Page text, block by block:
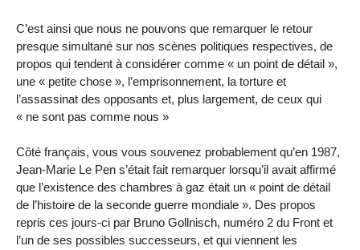
C’est ainsi que nous ne pouvons que remarquer le retour
presque simultané sur nos scènes politiques respectives, de
propos qui tendent à considérer comme « un point de détail »,
une « petite chose », l’emprisonnement, la torture et
l’assassinat des opposants et, plus largement, de ceux qui
« ne sont pas comme nous »
Côté français, vous vous souvenez probablement qu’en 1987,
Jean-Marie Le Pen s’était fait remarquer lorsqu’il avait affirmé
que l’existence des chambres à gaz était un « point de détail
de l’histoire de la seconde guerre mondiale ». Des propos
repris ces jours-ci par Bruno Gollnisch, numéro 2 du Front et
l’un de ses possibles successeurs, et qui viennent les